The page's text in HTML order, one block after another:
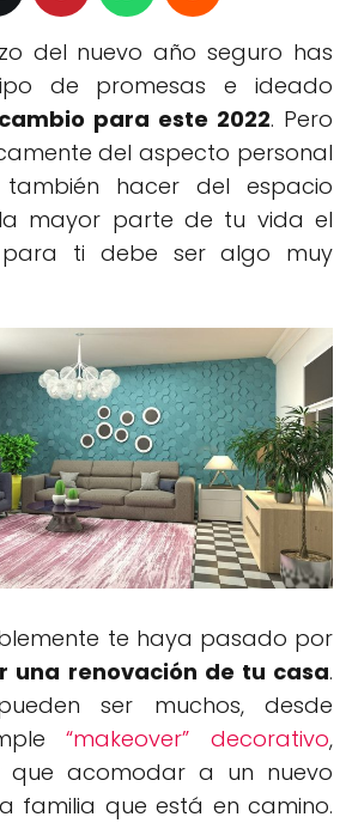
del nuevo año seguro has
de promesas e ideado
para este 2022. Pero
del aspecto personal
hacer del espacio
mayor parte de tu vida el
ti debe ser algo muy
te haya pasado por
una renovación de tu casa.
ser muchos, desde
“makeover” decorativo,
que acomodar a un nuevo
familia que está en camino.